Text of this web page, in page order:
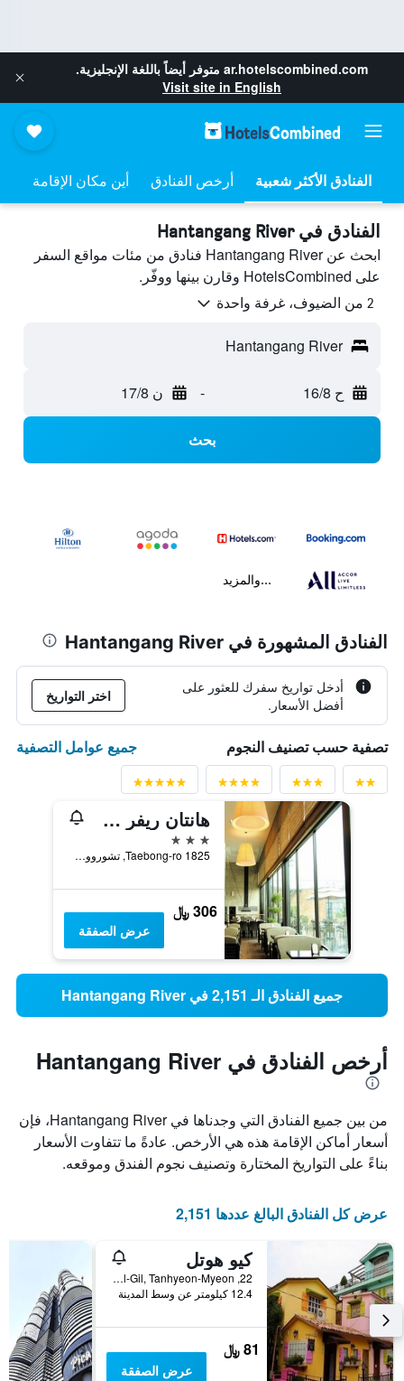
ar.hotelscombined.com متوفر أيضاً باللغة الإنجليزية.
Visit site in English
أرخص الفنادق أين مكان الإقامة
الفنادق في Hantangang River
ابحث عن Hantangang River فنادق من مئات مواقع السفر
على HotelsCombined وقارن بينها ووفّر.
2 من الضيوف، غرفة واحدة
Hantangang River
ح 16/8 - ن 17/8
بحث
...والمزيد
الفنادق المشهورة في Hantangang River
أدخل تواريخ سفرك للعثور على
أفضل الأسعار.
اختر التواريخ
تصفية حسب تصنيف النجوم جميع عوامل التصفية
هانتان ريفر سبا هوتل
3 نجوم
1825 Taebong-ro, تشوروون, كوريا الجنوبية
306 ﷼
عرض الصفقة
جميع الفنادق الـ 2,151 في Hantangang River
أرخص الفنادق في Hantangang River
من بين جميع الفنادق التي وجدناها في Hantangang River، فإن
أسعار أماكن الإقامة هذه هي الأرخص. عادةً ما تتفاوت الأسعار
بناءً على التواريخ المختارة وتصنيف نجوم الفندق وموقعه.
عرض كل الفنادق البالغ عددها 2,151
كيو هوتل
22, Saemcheol-Gil, Tanhyeon-Myeon, باجو, كوريا الجنوبية
12.4 كيلومتر عن وسط المدينة
81 ﷼
عرض الصفقة